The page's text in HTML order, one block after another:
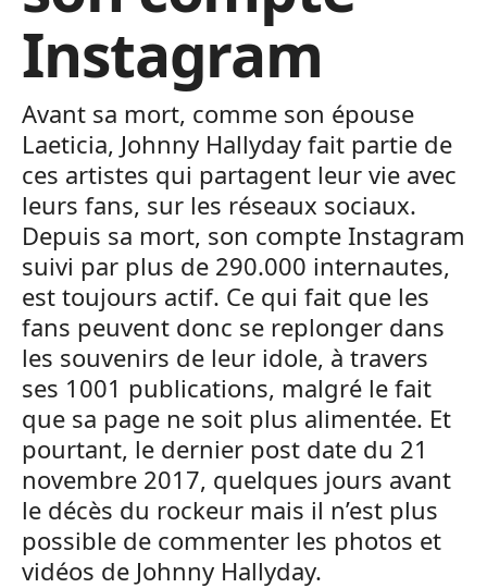
Instagram
Avant sa mort, comme son épouse
Laeticia, Johnny Hallyday fait partie de
ces artistes qui partagent leur vie avec
leurs fans, sur les réseaux sociaux.
Depuis sa mort, son compte Instagram
suivi par plus de 290.000 internautes,
est toujours actif. Ce qui fait que les
fans peuvent donc se replonger dans
les souvenirs de leur idole, à travers
ses 1001 publications, malgré le fait
que sa page ne soit plus alimentée. Et
pourtant, le dernier post date du 21
novembre 2017, quelques jours avant
le décès du rockeur mais il n’est plus
possible de commenter les photos et
vidéos de Johnny Hallyday.